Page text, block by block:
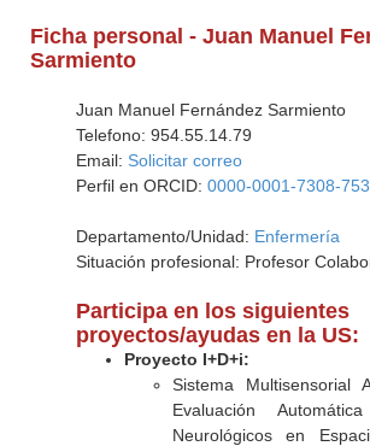
Ficha personal - Juan Manuel
Sarmiento
Juan Manuel Fernández Sarmiento
Telefono: 954.55.14.79
Email: Solicitar correo
Perfil en ORCID: 0000-0001-7308-
Departamento/Unidad: Enfermería
Situación profesional: Profesor
Participa en los siguientes
proyectos/ayudas en la US:
Proyecto I+D+i:
Sistema Multisensorial
Evaluación
Neurológicos en